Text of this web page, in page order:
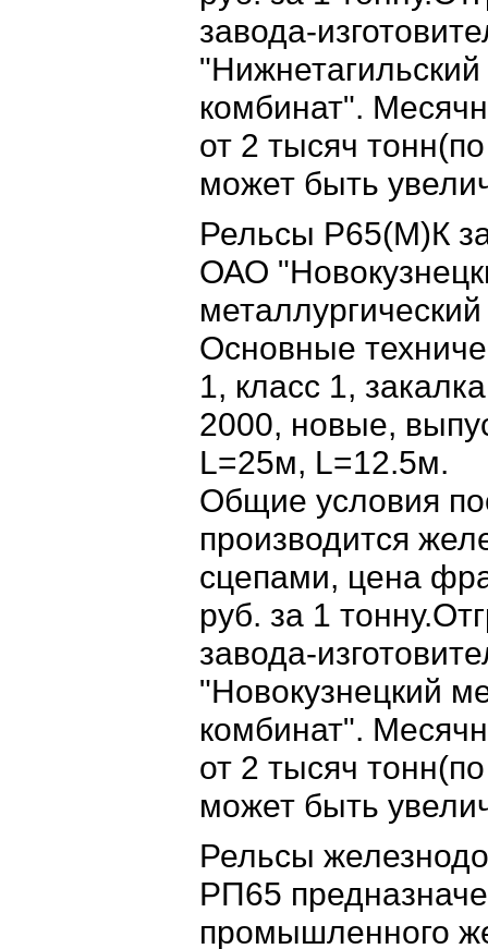
завода-
комбинат".
от 2 тысяч
может быть
Рельсы Р65(М)К
ОАО
Основные
1, класс 1,
2000, новые,
L=25м, L=12.5м.
Общие условия
производится
сцепами, цена
руб. за 1
завода-
"Новокузнецкий
комбинат".
от 2 тысяч
может быть
Рельсы
РП65
промышленного